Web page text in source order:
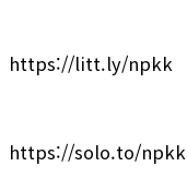
https://litt.ly/npkk
https://solo.to/npkk